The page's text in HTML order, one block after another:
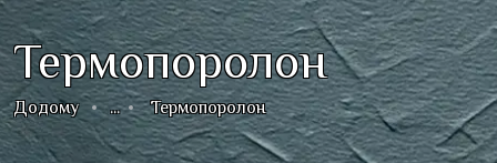
Термопоролон
Додому ... Термопоролон